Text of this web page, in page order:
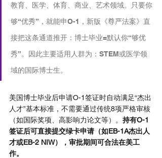
教育、医学、体育、商业、艺术领域。只要你
够“优秀”，就能申O-1，新版《尊严法案》直
接把这条通道推开：博士毕业=默认你“够优
秀”。因此主要适用人群为：STEM或医学领
域的国际博士生。
美国博士毕业后申请O-1签证时自动满足“杰出
人才”基本标准，不需要通过传统8项严格审核
（如国际奖项、高影响力论文等）。 持有O-1
签证后可直接提交绿卡申请（如EB-1A杰出人
才或EB-2 NIW），审批期间可合法在美工
作。